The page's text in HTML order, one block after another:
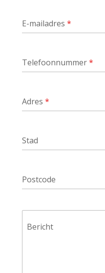
E-mailadres *
Telefoonnummer*
Adres *
Stad
Postcode
Bericht